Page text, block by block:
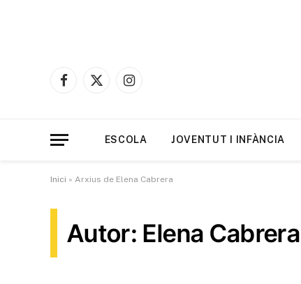
Facebook
X
Instagram
ESCOLA JOVENTUT I INFÀNCIA
Inici » Arxius de Elena Cabrera
Autor: Elena Cabrera